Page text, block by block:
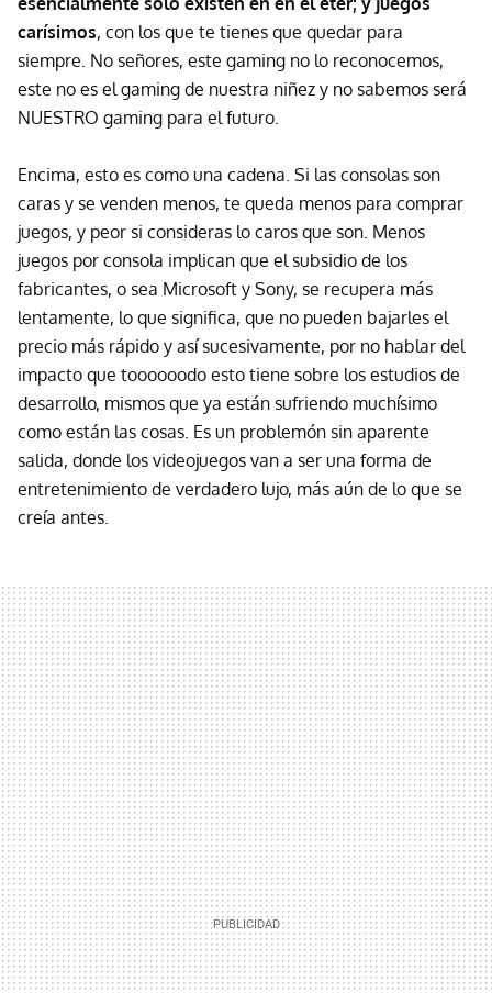
carísimos, con los que te tienes que quedar para
siempre. No señores, este gaming no lo reconocemos,
este no es el gaming de nuestra niñez y no sabemos será
NUESTRO gaming para el futuro.
Encima, esto es como una cadena. Si las consolas son
caras y se venden menos, te queda menos para comprar
juegos, y peor si consideras lo caros que son. Menos
juegos por consola implican que el subsidio de los
fabricantes, o sea Microsoft y Sony, se recupera más
lentamente, lo que significa, que no pueden bajarles el
precio más rápido y así sucesivamente, por no hablar del
impacto que toooooodo esto tiene sobre los estudios de
desarrollo, mismos que ya están sufriendo muchísimo
como están las cosas. Es un problemón sin aparente
salida, donde los videojuegos van a ser una forma de
entretenimiento de verdadero lujo, más aún de lo que se
creía antes.